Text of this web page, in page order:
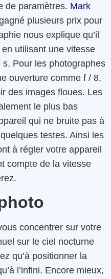
de paramètres. Mark
plusieurs prix pour
nous explique qu’il
utilisant une vitesse
s. Pour les photographes
ouverture comme f / 8,
des images floues. Les
le plus bas
qui ne bruite pas à
testes. Ainsi les
à régler votre appareil
compte de la vitesse
concentrer sur votre
sur le ciel nocturne
qu’à positionner la
l’infini. Encore mieux,